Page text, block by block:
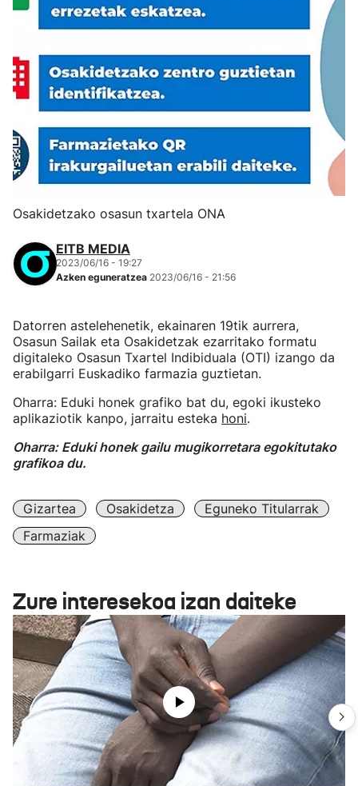
Osakidetzako osasun txartela ONA
EITB MEDIA
2023/06/16 - 19:27
Azken eguneratzea 2023/06/16 - 21:56
Datorren astelehenetik, ekainaren 19tik aurrera,
Osasun Sailak eta Osakidetzak ezarritako formatu
digitaleko Osasun Txartel Indibiduala (OTI) izango da
erabilgarri Euskadiko farmazia guztietan.
Oharra: Eduki honek grafiko bat du, egoki ikusteko
aplikaziotik kanpo, jarraitu esteka honi.
Oharra: Eduki honek gailu mugikorretara egokitutako
grafikoa du.
Gizartea Osakidetza
Eguneko Titularrak
Farmaziak
Zure interesekoa izan daiteke